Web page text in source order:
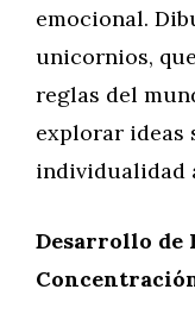
emocional.
unicornios,
reglas del
explorar ideas
individualidad
Desarrollo de